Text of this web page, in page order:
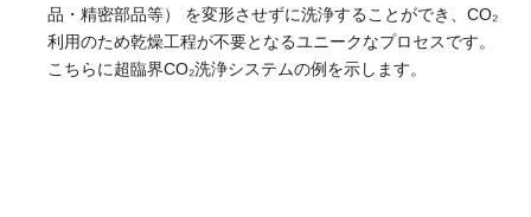
品・精密部品等） を変形させずに洗浄することができ、CO₂
利用のため乾燥工程が不要となるユニークなプロセスです。
こちらに超臨界CO₂洗浄システムの例を示します。